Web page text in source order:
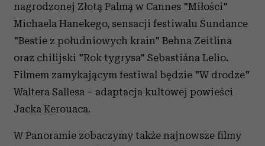
nagrodzonej Złotą Palmą w Cannes "Miłości"
Michaela Hanekego, sensacji festiwalu Sundance
"Bestie z południowych krain" Behna Zeitlina
oraz chilijski "Rok tygrysa" Sebastiána Lelio.
Filmem zamykającym festiwal będzie "W drodze"
Waltera Sallesa – adaptacja kultowej powieści
Jacka Kerouaca.
W Panoramie zobaczymy także najnowsze filmy